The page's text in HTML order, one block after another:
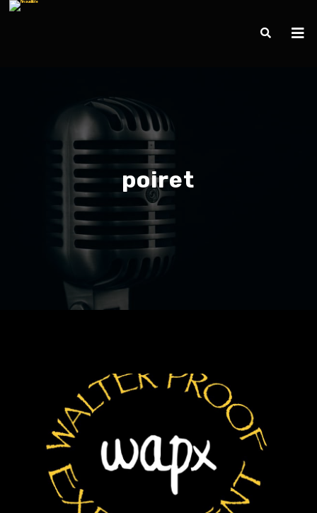
poiret